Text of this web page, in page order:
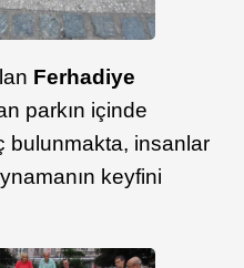
Ferhadiye
parkın içinde
bulunmakta, insanlar
keyfini